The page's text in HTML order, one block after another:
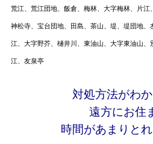
荒江、 荒江団地、 飯倉、 梅林、 大字梅林、 片江、
神松寺、 宝台団地、 田島、 茶山、 堤、 堤団地、
江、 大字野芥、 樋井川、 東油山、 大字東油山、
江、 友泉亭
対処方法がわか
遠方にお住
時間があまりとれ